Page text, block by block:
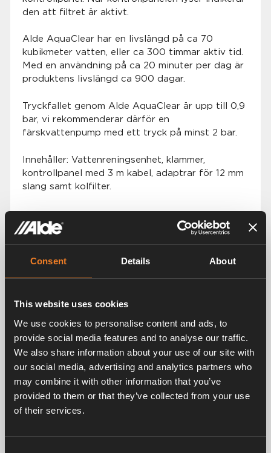
Consent Details About
This website uses cookies
We use cookies to personalise content and ads, to
provide social media features and to analyse our traffic.
We also share information about your use of our site with
our social media, advertising and analytics partners who
may combine it with other information that you’ve
provided to them or that they’ve collected from your use
of their services.
den att filtret är aktivt.
Alde AquaClear har en livslängd på ca 70
kubikmeter vatten, eller ca 300 timmar aktiv tid.
Med en användning på ca 20 minuter per dag är
produktens livslängd ca 900 dagar.
Tryckfallet genom Alde AquaClear är upp till 0,9
bar, vi rekommenderar därför en
färskvattenpump med ett tryck på minst 2 bar.
Innehåller: Vattenreningsenhet, klammer,
kontrollpanel med 3 m kabel, adaptrar för 12 mm
slang samt kolfilter.
Neutraliserar
Förbättrar
Bioanalys validerad av ackrediterad 3:e part
laboratorium.